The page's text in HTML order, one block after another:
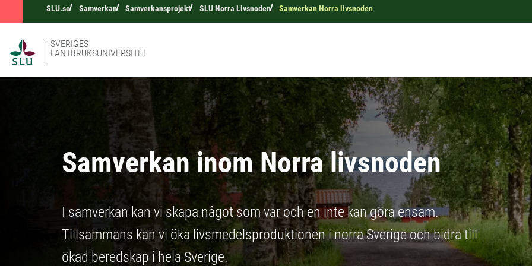
SLU.se Samverkan Samverkansprojekt SLU Norra Livsnoden Samverkan Norra livsnoden
SVERIGES
LANTBRUKSUNIVERSITET
Samverkan inom Norra livsnoden
I samverkan kan vi skapa något som var och en inte kan göra ensam.
Tillsammans kan vi öka livsmedelsproduktionen i norra Sverige och bidra till
ökad beredskap i hela Sverige.